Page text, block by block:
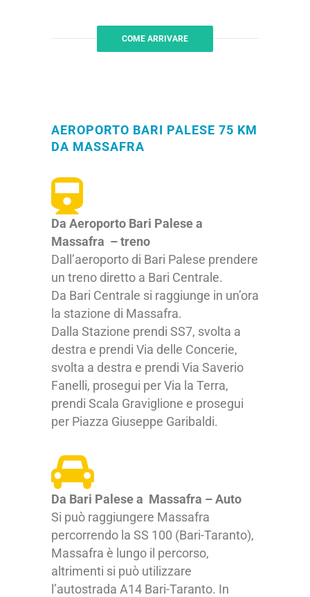
COME ARRIVARE
AEROPORTO BARI PALESE 75 KM
DA MASSAFRA
Da Aeroporto Bari Palese a
Massafra – treno
Dall’aeroporto di Bari Palese prendere
un treno diretto a Bari Centrale.
Da Bari Centrale si raggiunge in un’ora
la stazione di Massafra.
Dalla Stazione prendi SS7, svolta a
destra e prendi Via delle Concerie,
svolta a destra e prendi Via Saverio
Fanelli, prosegui per Via la Terra,
prendi Scala Graviglione e prosegui
per Piazza Giuseppe Garibaldi.
Da Bari Palese a Massafra – Auto
Si può raggiungere Massafra
percorrendo la SS 100 (Bari-Taranto),
Massafra è lungo il percorso,
altrimenti si può utilizzare
l’autostrada A14 Bari-Taranto. In